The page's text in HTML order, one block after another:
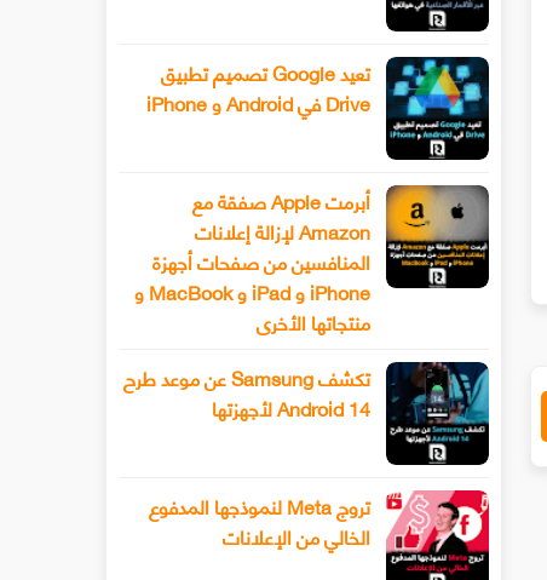
إحصل على Download Manager رائع
لمتصفحك غوغل كروم
تعرف على طريقة حصرية لنشر
التعليق عليها صوتا
تعيد Google تصميم تطبيق
Drive في Android و iPhone
أبرمت Apple صفقة مع
Amazon لإزالة إعلانات
المنافسين من صفحات أجهزة
iPhone و iPad و MacBook و
منتجاتها الأخرى
تكشف Samsung عن موعد طرح
Android 14 لأجهزتها
تروج Meta لنموذجها المدفوع
الخالي من الإعلانات